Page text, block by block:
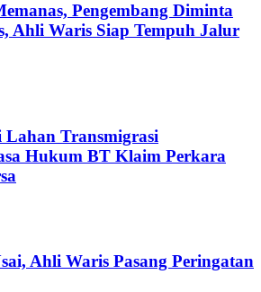
Pengembang Diminta
Ahli Waris Siap Tempuh Jalur
Transmigrasi
Hukum BT Klaim Perkara
Ahli Waris Pasang Peringatan